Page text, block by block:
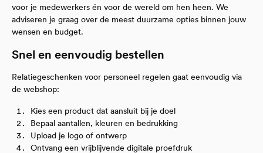
voor je medewerkers én voor de wereld om hen heen. We
adviseren je graag over de meest duurzame opties binnen jouw
wensen en budget.
Snel en eenvoudig bestellen
Relatiegeschenken voor personeel regelen gaat eenvoudig via
de webshop:
Kies een product dat aansluit bij je doel
Bepaal aantallen, kleuren en bedrukking
Upload je logo of ontwerp
Ontvang een vrijblijvende digitale proefdruk